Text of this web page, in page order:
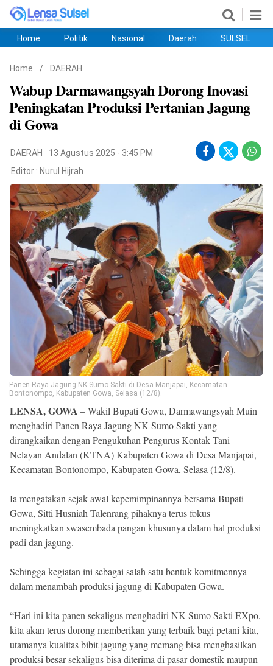
©
Copyright
2026
lensasulsel.com
.
All
Right
Reserved
Home Politik Nasional Daerah SULSEL
Home / DAERAH
Wabup Darmawangsyah Dorong Inovasi
Peningkatan Produksi Pertanian Jagung
di Gowa
DAERAH
13 Agustus 2025 - 3:45 PM
Editor : Nurul Hijrah
Panen Raya Jagung NK Sumo Sakti di Desa Manjapai, Kecamatan
Bontonompo, Kabupaten Gowa, Selasa (12/8).
LENSA, GOWA – Wakil Bupati Gowa, Darmawangsyah Muin
menghadiri Panen Raya Jagung NK Sumo Sakti yang
dirangkaikan dengan Pengukuhan Pengurus Kontak Tani
Nelayan Andalan (KTNA) Kabupaten Gowa di Desa Manjapai,
Kecamatan Bontonompo, Kabupaten Gowa, Selasa (12/8).
Ia mengatakan sejak awal kepemimpinannya bersama Bupati
Gowa, Sitti Husniah Talenrang pihaknya terus fokus
meningkatkan swasembada pangan khusunya dalam hal produksi
padi dan jagung.
Sehingga kegiatan ini sebagai salah satu bentuk komitmennya
dalam menambah produksi jagung di Kabupaten Gowa.
“Hari ini kita panen sekaligus menghadiri NK Sumo Sakti EXpo,
kita akan terus dorong memberikan yang terbaik bagi petani kita,
utamanya kualitas bibit jagung yang memang bisa menghasilkan
produksi besar sekaligus bisa diterima di pasar domestik maupun